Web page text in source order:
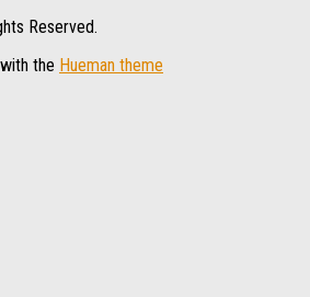
Reserved.
the Hueman theme